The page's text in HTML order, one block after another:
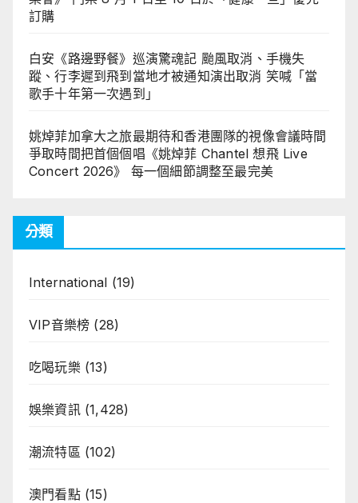
訂購
白安《路邊野餐》巡演驚魂記 颱風取消、手機失
蹤、行李遲到飛到當地才被通知演出取消 笑喊「當
歌手十年第一次遇到」
姚焯菲加拿大之旅最期待和香港團隊的視像會議時間
爭取時間把首個個唱《姚焯菲 Chantel 想飛 Live
Concert 2026》 每一個細節調整至最完美
分類
International (19)
VIP音樂榜 (28)
吃喝玩樂(13)
娛樂資訊(1,428)
潮流特區 (102)
澳門看點(15)